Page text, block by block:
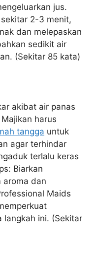
jus.
2-3 menit,
dan melepaskan
sedikit air
(Sekitar 85 kata)
akibat air panas
harus
tangga untuk
agar terhindar
terlalu keras
Biarkan
aroma dan
Maids
langkah ini. (Sekitar